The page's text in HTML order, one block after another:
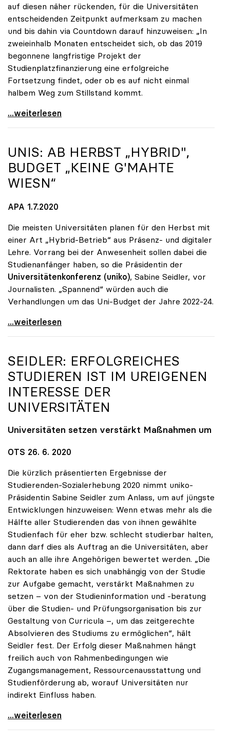
auf diesen näher rückenden, für die Universitäten
entscheidenden Zeitpunkt aufmerksam zu machen
und bis dahin via Countdown darauf hinzuweisen: „In
zweieinhalb Monaten entscheidet sich, ob das 2019
begonnene langfristige Projekt der
Studienplatzfinanzierung eine erfolgreiche
Fortsetzung findet, oder ob es auf nicht einmal
halbem Weg zum Stillstand kommt.
Seidler: „Der Stichtag für das Budget rückt näher“
...weiterlesen
UNIS: AB HERBST „HYBRID",
BUDGET „KEINE G'MAHTE
WIESN“
APA 1.7.2020
Die meisten Universitäten planen für den Herbst mit
einer Art „Hybrid-Betrieb“ aus Präsenz- und digitaler
Lehre. Vorrang bei der Anwesenheit sollen dabei die
Studienanfänger haben, so die Präsidentin der
Universitätenkonferenz (uniko), Sabine Seidler, vor
Journalisten. „Spannend“ würden auch die
Verhandlungen um das Uni-Budget der Jahre 2022-24.
Unis: Ab Herbst „hybrid\", Budget „keine g'mahte
...weiterlesen
SEIDLER: ERFOLGREICHES
STUDIEREN IST IM UREIGENEN
INTERESSE DER
UNIVERSITÄTEN
Universitäten setzen verstärkt Maßnahmen um
OTS 26. 6. 2020
Die kürzlich präsentierten Ergebnisse der
Studierenden-Sozialerhebung 2020 nimmt uniko-
Präsidentin Sabine Seidler zum Anlass, um auf jüngste
Entwicklungen hinzuweisen: Wenn etwas mehr als die
Hälfte aller Studierenden das von ihnen gewählte
Studienfach für eher bzw. schlecht studierbar halten,
dann darf dies als Auftrag an die Universitäten, aber
auch an alle ihre Angehörigen bewertet werden. „Die
Rektorate haben es sich unabhängig von der Studie
zur Aufgabe gemacht, verstärkt Maßnahmen zu
setzen – von der Studieninformation und -beratung
über die Studien- und Prüfungsorganisation bis zur
Gestaltung von Curricula –, um das zeitgerechte
Absolvieren des Studiums zu ermöglichen“, hält
Seidler fest. Der Erfolg dieser Maßnahmen hängt
freilich auch von Rahmenbedingungen wie
Zugangsmanagement, Ressourcenausstattung und
Studienförderung ab, worauf Universitäten nur
indirekt Einfluss haben.
Seidler: Erfolgreiches Studieren ist im ureigenen
...weiterlesen